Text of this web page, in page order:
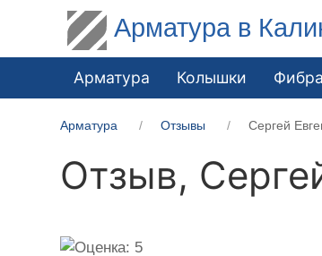
Арматура в
Арматура Колышки Фибра
Арматура Отзывы Сергей
Отзыв,